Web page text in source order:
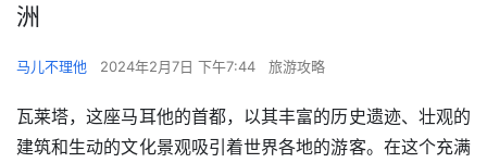
洲
马儿不理他 2024年2月7日 下午7:44 旅游攻略
瓦莱塔，这座马耳他的首都，以其丰富的历史遗迹、壮观的
建筑和生动的文化景观吸引着世界各地的游客。在这个充满